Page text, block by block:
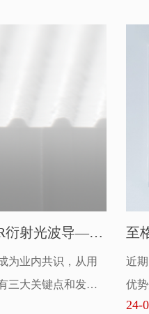
衍射光波导——
为业内共识，从用
三大关键点和发展
合理。而基于传统
至
近
优
知
24-